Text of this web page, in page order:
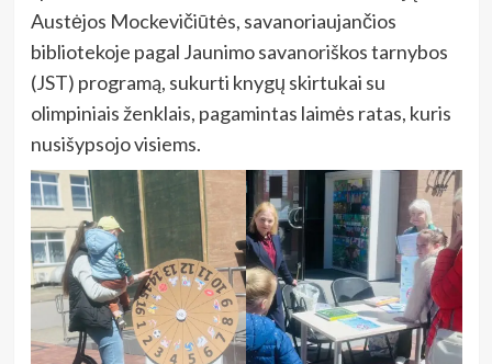
Austėjos Mockevičiūtės, savanoriaujančios
bibliotekoje pagal Jaunimo savanoriškos tarnybos
(JST) programą, sukurti knygų skirtukai su
olimpiniais ženklais, pagamintas laimės ratas, kuris
nusišypsojo visiems.